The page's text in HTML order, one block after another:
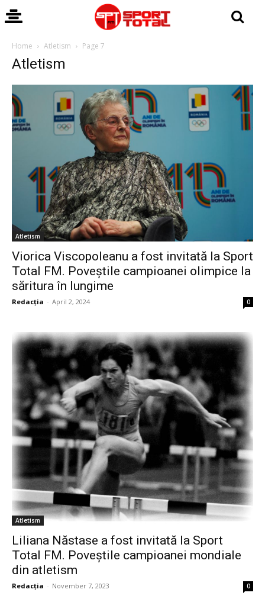
Home Atletism Page 7
Atletism
Atletism
Viorica Viscopoleanu a fost invitată la Sport
Total FM. Poveștile campioanei olimpice la
săritura în lungime
Redacția - April 2, 2024 0
Atletism
Liliana Năstase a fost invitată la Sport
Total FM. Poveștile campioanei mondiale
din atletism
Redacția - November 7, 2023 0